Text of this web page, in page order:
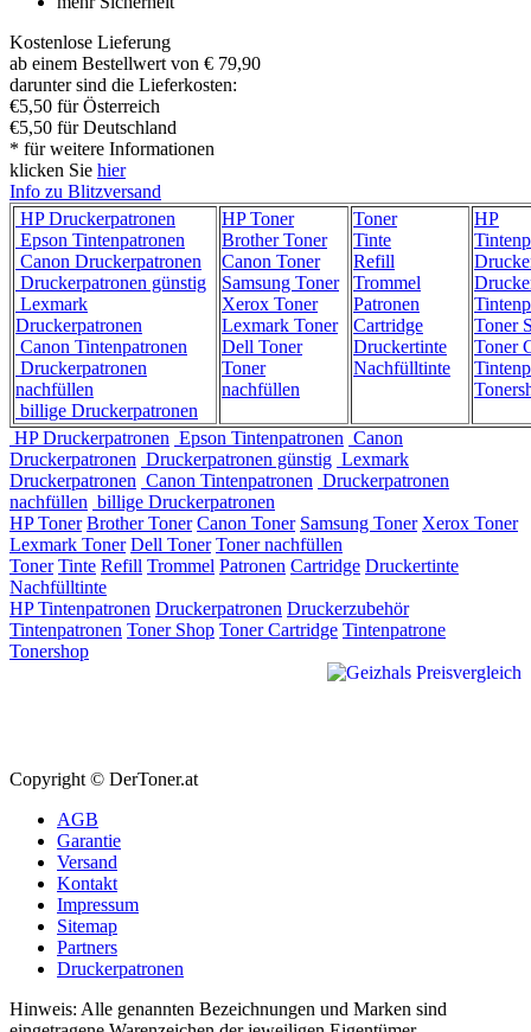
Kostenlose Lieferung
ab einem Bestellwert von € 79,90
darunter sind die Lieferkosten:
€5,50 für Österreich
€5,50 für Deutschland
* für weitere Informationen
klicken Sie hier
Info zu Blitzversand
HP Druckerpatronen
Epson Tintenpatronen
Canon Druckerpatronen
Druckerpatronen günstig
Lexmark
Druckerpatronen
Canon Tintenpatronen
Druckerpatronen
nachfüllen
billige Druckerpatronen
HP Toner
Brother Toner
Canon Toner
Samsung Toner
Xerox Toner
Lexmark Toner
Dell Toner
Toner
nachfüllen
Toner
Tinte
Refill
Trommel
Patronen
Cartridge
Druckertinte
Nachfülltinte
HP
Toner
Toner
HP Druckerpatronen Epson Tintenpatronen Canon
Druckerpatronen Druckerpatronen günstig Lexmark
Druckerpatronen Canon Tintenpatronen Druckerpatronen
nachfüllen billige Druckerpatronen
HP Toner Brother Toner Canon Toner Samsung Toner Xerox Toner
Lexmark Toner Dell Toner Toner nachfüllen
Toner Tinte Refill Trommel Patronen Cartridge Druckertinte
Nachfülltinte
HP Tintenpatronen Druckerpatronen Druckerzubehör
Tintenpatronen Toner Shop Toner Cartridge Tintenpatrone
Tonershop
Copyright © DerToner.at
AGB
Garantie
Versand
Kontakt
Impressum
Sitemap
Partners
Druckerpatronen
Hinweis: Alle genannten Bezeichnungen und Marken sind